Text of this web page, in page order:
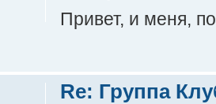
Привет, и меня,
Re: Группа